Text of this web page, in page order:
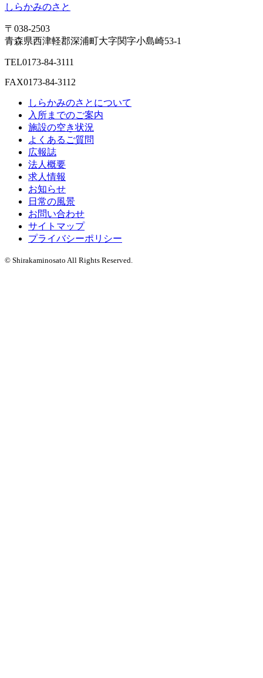
しらかみのさと
〒038-2503
青森県西津軽郡深浦町大字関字小島崎53-1
TEL0173-84-3111
FAX0173-84-3112
しらかみのさとについて
入所までのご案内
施設の空き状況
よくあるご質問
広報誌
法人概要
求人情報
お知らせ
日常の風景
お問い合わせ
サイトマップ
プライバシーポリシー
© Shirakaminosato All Rights Reserved.